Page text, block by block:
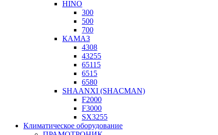
HINO
300
500
700
КАМАЗ
4308
43255
65115
6515
6580
SHAANXI (SHACMAN)
F2000
F3000
SX3255
Климатическое оборудование